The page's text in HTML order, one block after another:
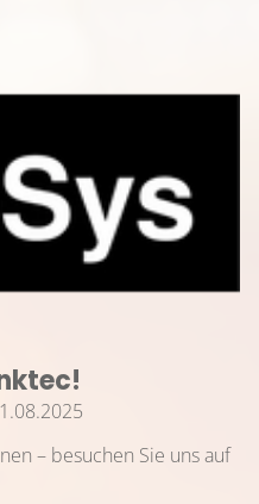
– besuchen Sie uns auf